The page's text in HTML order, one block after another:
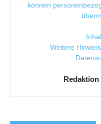
können
Weitere